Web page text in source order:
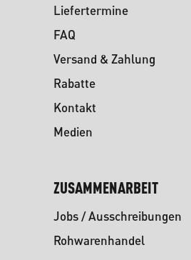
Liefertermine
FAQ
Versand & Zahlung
Rabatte
Kontakt
Medien
ZUSAMMENARBEIT
Jobs / Ausschreibungen
Rohwarenhandel